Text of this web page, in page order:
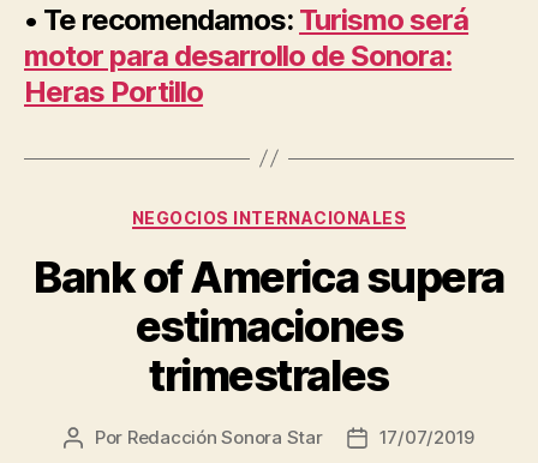
• Te recomendamos: Turismo será
motor para desarrollo de Sonora:
Heras Portillo
Categorías
NEGOCIOS INTERNACIONALES
Bank of America supera
estimaciones
trimestrales
Autor
Por Redacción Sonora Star
Fecha17/07/2019